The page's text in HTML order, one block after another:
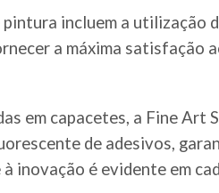
incluem a
a máxima satisfação
em capacetes, a Fine
de adesivos,
à inovação é evidente em